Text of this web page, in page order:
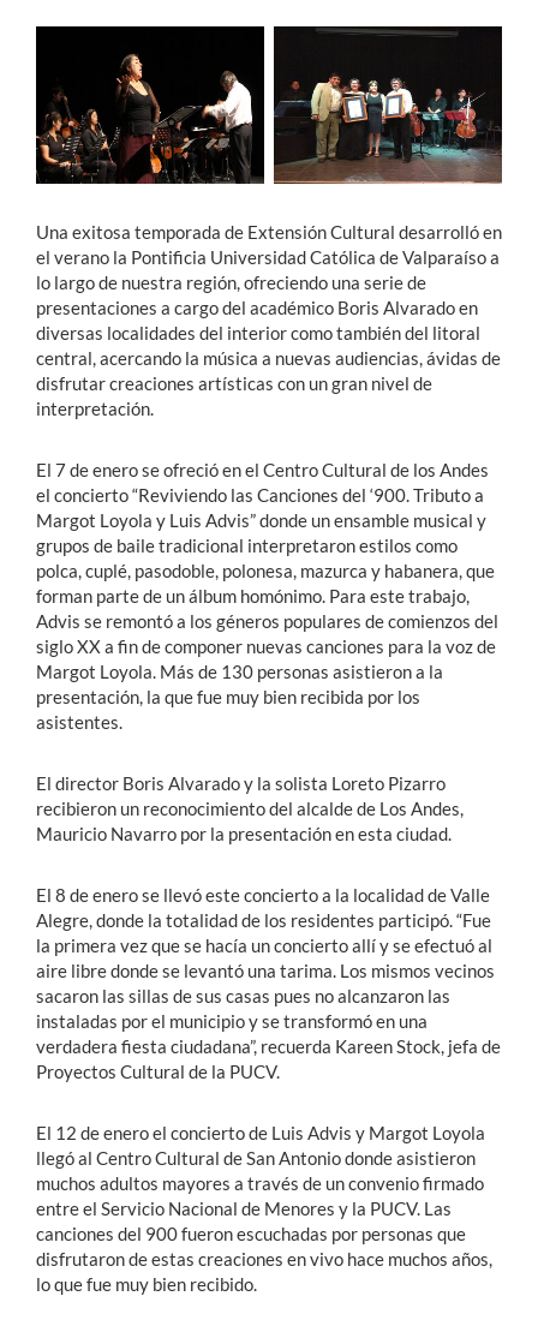
Una exitosa temporada de Extensión Cultural desarrolló en
el verano la Pontificia Universidad Católica de Valparaíso a
lo largo de nuestra región, ofreciendo una serie de
presentaciones a cargo del académico Boris Alvarado en
diversas localidades del interior como también del litoral
central, acercando la música a nuevas audiencias, ávidas de
disfrutar creaciones artísticas con un gran nivel de
interpretación.
El 7 de enero se ofreció en el Centro Cultural de los Andes
el concierto “Reviviendo las Canciones del ‘900. Tributo a
Margot Loyola y Luis Advis” donde un ensamble musical y
grupos de baile tradicional interpretaron estilos como
polca, cuplé, pasodoble, polonesa, mazurca y habanera, que
forman parte de un álbum homónimo. Para este trabajo,
Advis se remontó a los géneros populares de comienzos del
siglo XX a fin de componer nuevas canciones para la voz de
Margot Loyola. Más de 130 personas asistieron a la
presentación, la que fue muy bien recibida por los
asistentes.
El director Boris Alvarado y la solista Loreto Pizarro
recibieron un reconocimiento del alcalde de Los Andes,
Mauricio Navarro por la presentación en esta ciudad.
El 8 de enero se llevó este concierto a la localidad de Valle
Alegre, donde la totalidad de los residentes participó. “Fue
la primera vez que se hacía un concierto allí y se efectuó al
aire libre donde se levantó una tarima. Los mismos vecinos
sacaron las sillas de sus casas pues no alcanzaron las
instaladas por el municipio y se transformó en una
verdadera fiesta ciudadana”, recuerda Kareen Stock, jefa de
Proyectos Cultural de la PUCV.
El 12 de enero el concierto de Luis Advis y Margot Loyola
llegó al Centro Cultural de San Antonio donde asistieron
muchos adultos mayores a través de un convenio firmado
entre el Servicio Nacional de Menores y la PUCV. Las
canciones del 900 fueron escuchadas por personas que
disfrutaron de estas creaciones en vivo hace muchos años,
lo que fue muy bien recibido.